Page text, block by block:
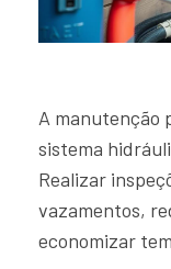
A manutenção
sistema
Realizar
vazamentos,
economizar